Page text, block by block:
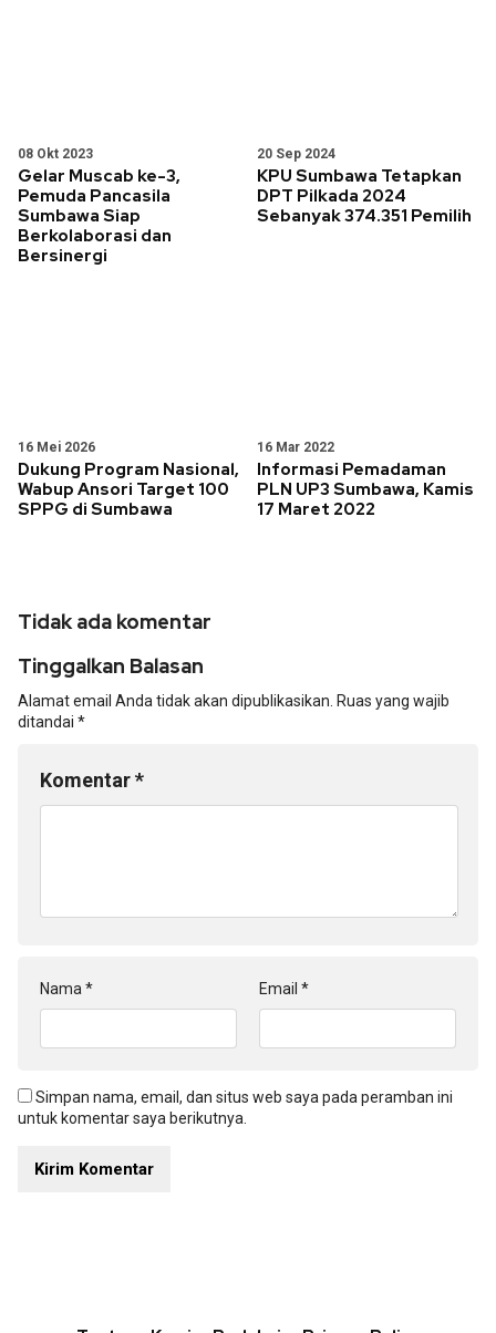
08 Okt 2023
Gelar Muscab ke-3,
Pemuda Pancasila
Sumbawa Siap
Berkolaborasi dan
Bersinergi
20 Sep 2024
KPU Sumbawa Tetapkan
DPT Pilkada 2024
Sebanyak 374.351 Pemilih
16 Mei 2026
Dukung Program Nasional,
Wabup Ansori Target 100
SPPG di Sumbawa
16 Mar 2022
Informasi Pemadaman
PLN UP3 Sumbawa, Kamis
17 Maret 2022
Tidak ada komentar
Tinggalkan Balasan
Alamat email Anda tidak akan dipublikasikan. Ruas yang wajib
ditandai *
Komentar*
Nama * Email *
Simpan nama, email, dan situs web saya pada peramban ini
untuk komentar saya berikutnya.